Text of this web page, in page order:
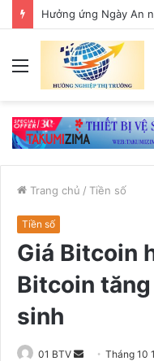
Trang chủ / Tiền số
Tiền số
Giá Bitcoin
Bitcoin
sinh
01 BTV Tháng 10